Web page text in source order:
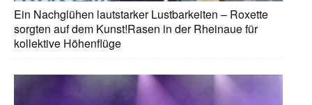
Ein Nachglühen lautstarker Lustbarkeiten – Roxette
sorgten auf dem Kunst!Rasen in der Rheinaue für
kollektive Höhenflüge